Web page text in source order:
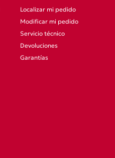
Localizar mi pedido
Modificar mi pedido
Servicio técnico
Devoluciones
Garantías